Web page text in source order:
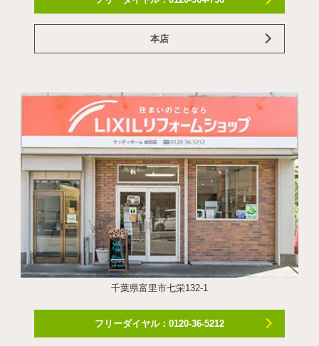
本店
千葉県富里市七栄132-1
フリーダイヤル：0120-36-5212